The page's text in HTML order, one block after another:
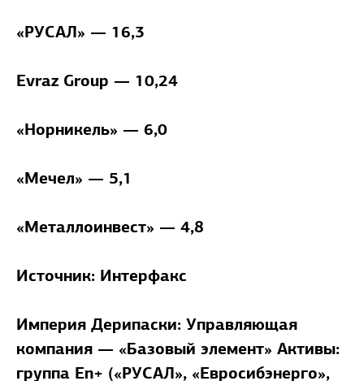
«РУСАЛ» — 16,3
Evraz Group — 10,24
«Норникель» — 6,0
«Мечел» — 5,1
«Металлоинвест» — 4,8
Источник: Интерфакс
Империя Дерипаски: Управляющая
компания — «Базовый элемент» Активы:
группа En+ («РУСАЛ», «Евросибэнерго»,